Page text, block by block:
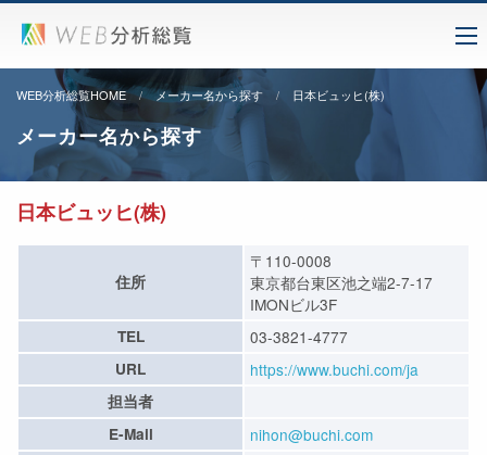
WEB分析総覧HOME メーカー名から探す 日本ビュッヒ(株)
メーカー名から探す
日本ビュッヒ(株)
住所
〒110-0008
東京都台東区池之端2-7-17
IMONビル3F
TEL 03-3821-4777
URL https://www.buchi.com/ja
担当者
E-Mail
nihon@buchi.com